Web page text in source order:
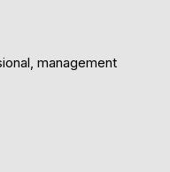
management